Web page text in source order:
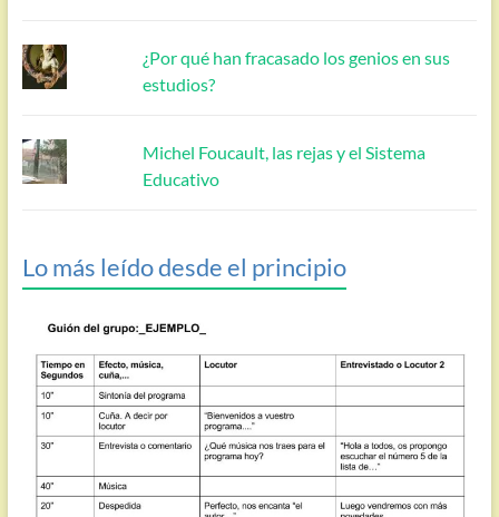
¿Por qué han fracasado los genios en sus
estudios?
Michel Foucault, las rejas y el Sistema
Educativo
Lo más leído desde el principio